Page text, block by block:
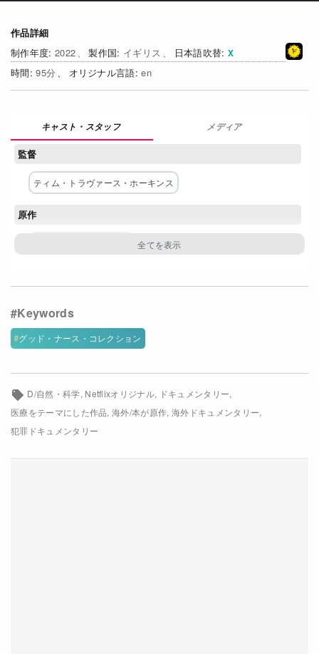
Get Freaxフォーラム
お問い合わせ
作品詳細
2022
イギリス
日本語吹替
95
en
メディア
監督
ティム・トラヴァース・ホーキンス
原作
配給
グッド・ナース・コレクション
D/自然・科学 Netflixオリジナル
ドキュメンタリー
医療をテーマにした作品 海外/本が原作 海外ドキュメンタリー
犯罪ドキュメンタリー